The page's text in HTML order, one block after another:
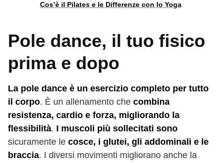
Cos’è il Pilates e le Differenze con lo Yoga
Pole dance, il tuo fisico
prima e dopo
La pole dance è un esercizio completo per tutto
il corpo. È un allenamento che combina
resistenza, cardio e forza, migliorando la
flessibilità. I muscoli più sollecitati sono
sicuramente le cosce, i glutei, gli addominali e le
braccia. I diversi movimenti migliorano anche la